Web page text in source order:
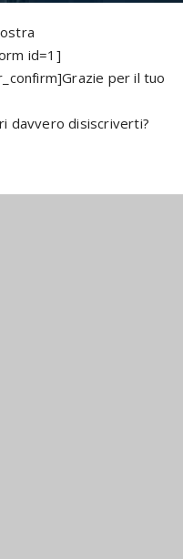
id=1]
per il tuo
davvero disiscriverti?